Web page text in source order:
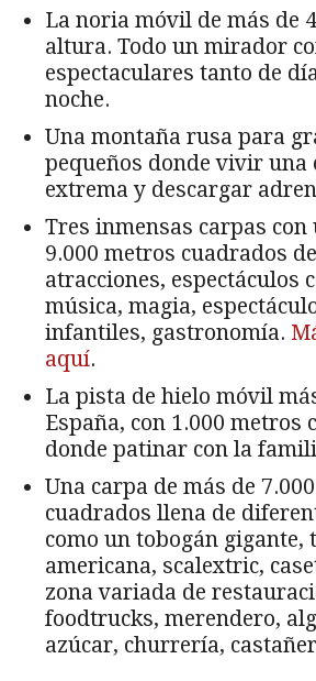
La noria móvil de más de
altura. Todo un mirador
espectaculares tanto de
noche.
Una montaña rusa para
pequeños donde vivir una
extrema y descargar
Tres inmensas carpas con
9.000 metros cuadrados
atracciones, espectáculos
música, magia,
infantiles, gastronomía.
aquí.
La pista de hielo móvil
España, con 1.000 metros
donde patinar con la
Una carpa de más de
cuadrados llena de
como un tobogán gigante,
americana, scalextric,
zona variada de
foodtrucks, merendero,
azúcar, churrería,